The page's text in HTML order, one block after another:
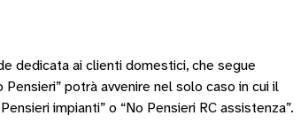
dedicata ai clienti domestici, che segue
potrà avvenire nel solo caso in cui il
impianti” o “No Pensieri RC assistenza”.